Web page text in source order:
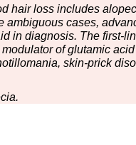
hair loss includes
cases,
in diagnosis. The first-
of glutamic
skin-prick